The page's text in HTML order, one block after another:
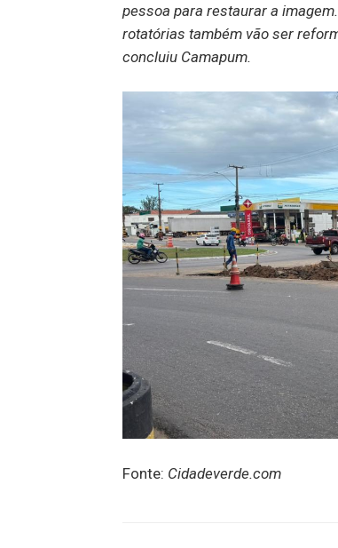
pessoa para restaurar a
rotatórias também vão ser
concluiu Camapum.
Fonte: Cidadeverde.com